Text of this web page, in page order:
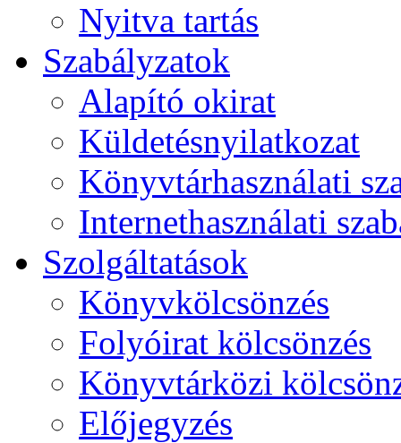
Nyitva tartás
Szabályzatok
Alapító okirat
Küldetésnyilatkozat
Könyvtárhasználati
Internethasználati
Szolgáltatások
Könyvkölcsönzés
Folyóirat kölcsönzés
Könyvtárközi
Előjegyzés